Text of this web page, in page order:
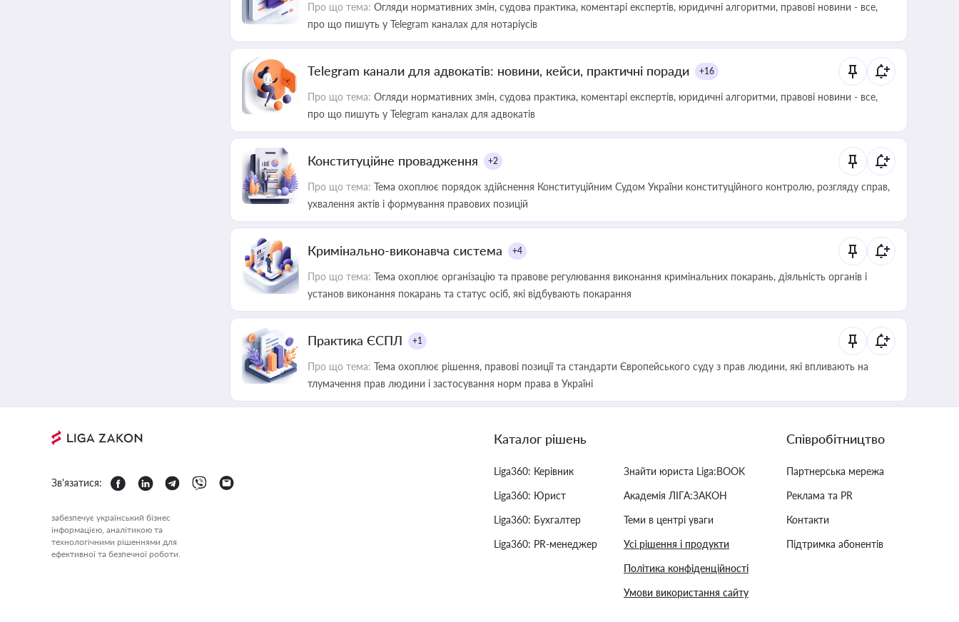
Про що тема: Огляди нормативних змін, судова практика, коментарі експертів, юридичні алгоритми, правові новини - все,
про що пишуть у Telegram каналах для нотаріусів
Telegram канали для адвокатів: новини, кейси, практичні поради +16
Про що тема: Огляди нормативних змін, судова практика, коментарі експертів, юридичні алгоритми, правові новини - все,
про що пишуть у Telegram каналах для адвокатів
Конституційне провадження +2
Про що тема: Тема охоплює порядок здійснення Конституційним Судом України конституційного контролю, розгляду справ,
ухвалення актів і формування правових позицій
Кримінально-виконавча система +4
Про що тема: Тема охоплює організацію та правове регулювання виконання кримінальних покарань, діяльність органів і
установ виконання покарань та статус осіб, які відбувають покарання
Практика ЄСПЛ +1
Про що тема: Тема охоплює рішення, правові позиції та стандарти Європейського суду з прав людини, які впливають на
тлумачення прав людини і застосування норм права в Україні
Зв'язатися:
забезпечує український бізнес
інформацією, аналітикою та
технологічними рішеннями для
ефективної та безпечної роботи.
Каталог рішень
Liga360: Керівник
Liga360: Юрист
Liga360: Бухгалтер
Liga360: PR-менеджер
Знайти юриста Liga:BOOK
Академія ЛІГА:ЗАКОН
Теми в центрі уваги
Усі рішення і продукти
Політика конфіденційності
Умови використання сайту
Співробітництво
Партнерська мережа
Реклама та PR
Контакти
Підтримка абонентів